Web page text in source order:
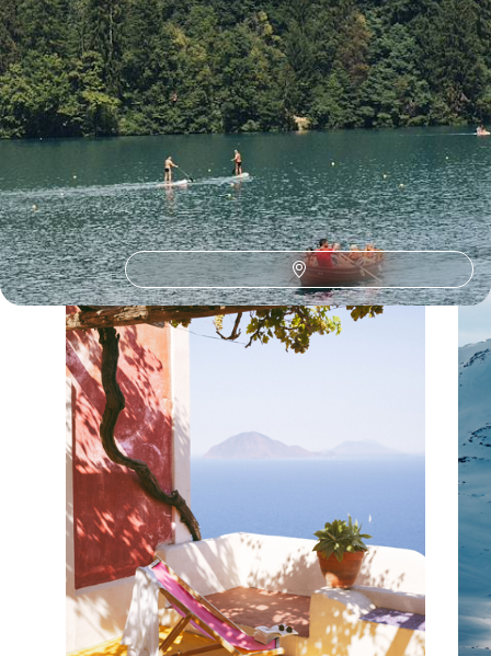
La Slovénie selonvos envies
Parce que chaque voyageur est différent